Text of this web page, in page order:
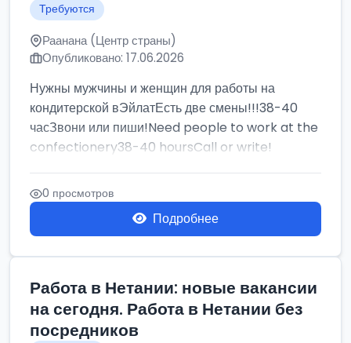
Требуются
Раанана (Центр страны)
Опубликовано: 17.06.2026
Нужны мужчины и женщин для работы на
кондитерской вЭйлатЕсть две смены!!!38-40
часЗвони или пиши!Need people to work at the
confectionery38-40 hoursCall or write!
0 просмотров
Подробнее
Работа в Нетании: новые вакансии
на сегодня. Работа в Нетании без
посредников